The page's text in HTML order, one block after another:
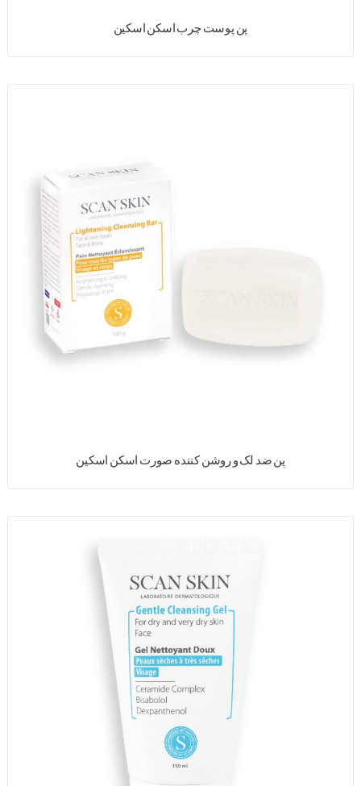
پن پوست چرب اسکن اسکین
پن ضد لک و روشن کننده صورت اسکن اسکین